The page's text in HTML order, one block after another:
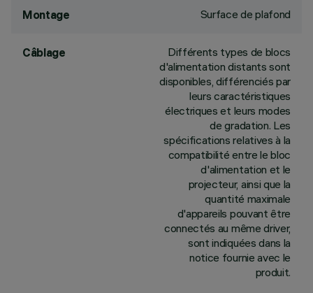
Montage Surface de plafond
Câblage
Différents types de blocs
d'alimentation distants sont
disponibles, différenciés par
leurs caractéristiques
électriques et leurs modes
de gradation. Les
spécifications relatives à la
compatibilité entre le bloc
d'alimentation et le
projecteur, ainsi que la
quantité maximale
d'appareils pouvant être
connectés au même driver,
sont indiquées dans la
notice fournie avec le
produit.